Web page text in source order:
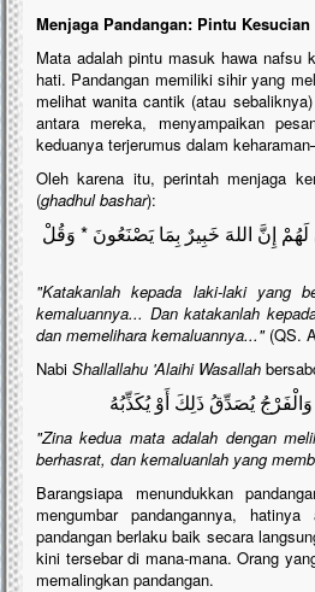
Menjaga Pandangan: Pintu Kesucian
Mata adalah pintu masuk hawa nafsu
hati. Pandangan memiliki sihir yang
melihat wanita cantik (atau
antara mereka, menyampaikan
keduanya terjerumus dalam
Oleh karena itu, perintah menjaga
(ghadhul bashar):
إِنَّ اللهَ خَبِيرٌ بِمَا يَصْنَعُونَ * وَقُلْ
"Katakanlah kepada laki-laki yang
kemaluannya... Dan katakanlah
dan memelihara kemaluannya..."(QS.
Nabi Shallallahu 'Alaihi Wasallah
وَالْفَرْجُ يُصَدِّقُ ذَلِكَ أَوْ يُكَذِّبُهُ
"Zina kedua mata adalah dengan
berhasrat, dan kemaluanlah yang
Barangsiapa menundukkan
mengumbar pandangannya,
pandangan berlaku baik secara
kini tersebar di mana-mana. Orang
memalingkan pandangan.